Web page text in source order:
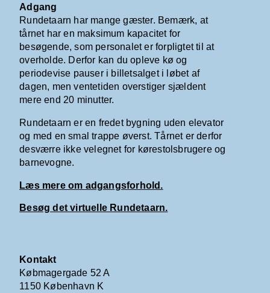
Adgang
Rundetaarn har mange gæster. Bemærk, at
tårnet har en maksimum kapacitet for
besøgende, som personalet er forpligtet til at
overholde. Derfor kan du opleve kø og
periodevise pauser i billetsalget i løbet af
dagen, men ventetiden overstiger sjældent
mere end 20 minutter.
Rundetaarn er en fredet bygning uden elevator
og med en smal trappe øverst. Tårnet er derfor
desværre ikke velegnet for kørestolsbrugere og
barnevogne.
Læs mere om adgangsforhold.
Besøg det virtuelle Rundetaarn.
Kontakt
Købmagergade 52 A
1150 København K